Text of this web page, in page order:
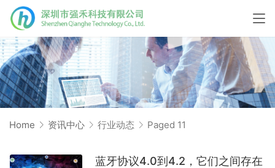
Home 资讯中心 行业动态 Paged 11
蓝牙协议4.0到4.2，它们之间存在